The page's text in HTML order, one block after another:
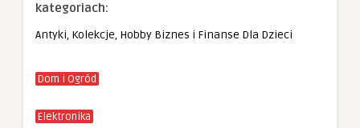
kategoriach:
Antyki, Kolekcje, Hobby Biznes i Finanse Dla Dzieci
Dom i Ogród
Elektronika